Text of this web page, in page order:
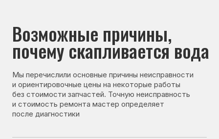
без стоимости запчастей. Точную неисправность
и стоимость ремонта мастер определяет
после диагностики
При засоре дренажного отверстия вода не уходит и
начинает скапливаться внутри холодильной камеры.
от 3200 ₽
Засор дренажной системы